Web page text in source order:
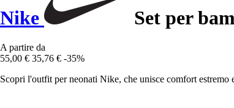
Nike Set per
A partire da
55,00 € 35,76 € -35%
Scopri l'outfit per neonati Nike, che unisce comfort